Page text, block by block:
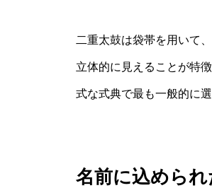
二重太鼓は袋帯を用いて
立体的に見えることが特
式な式典で最も一般的に
名前に込めら